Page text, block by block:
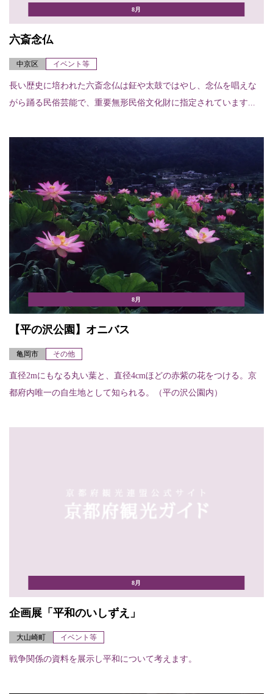
8月
六斎念仏
中京区 イベント等
長い歴史に培われた六斎念仏は鉦や太鼓ではやし、念仏を唱えな
がら踊る民俗芸能で、重要無形民俗文化財に指定されています...
8月
【平の沢公園】オニバス
亀岡市 その他
直径2mにもなる丸い葉と、直径4cmほどの赤紫の花をつける。京
都府内唯一の自生地として知られる。（平の沢公園内）
8月
企画展「平和のいしずえ」
大山崎町 イベント等
戦争関係の資料を展示し平和について考えます。